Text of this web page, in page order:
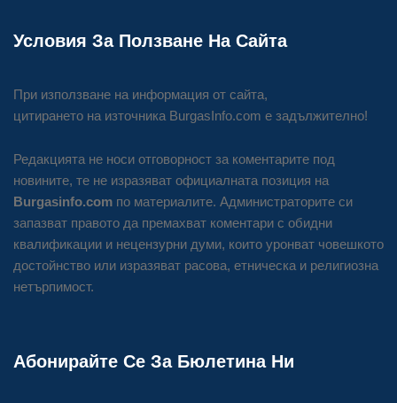
Условия За Ползване На Сайта
При използване на информация от сайта,
цитирането на източника BurgasInfo.com е задължително!
Редакцията не носи отговорност за коментарите под
новините, те не изразяват официалната позиция на
Burgasinfo.com по материалите. Администраторите си
запазват правото да премахват коментари с обидни
квалификации и нецензурни думи, които уронват човешкото
достойнство или изразяват расова, етническа и религиозна
нетърпимост.
Абонирайте Се За Бюлетина Ни